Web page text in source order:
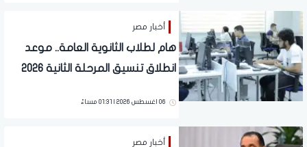
أخبار مصر
هام لطلاب الثانوية العامة.. موعد
انطلاق تنسيق المرحلة الثانية 2026
06 اغسطس 2026 | 01:31 مساءً
أخبار مصر